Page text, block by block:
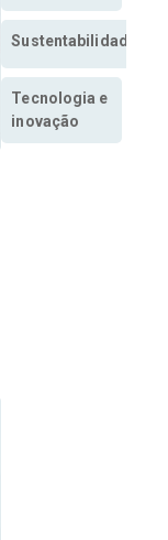
Sustentabilidade
Tecnologia e
inovação